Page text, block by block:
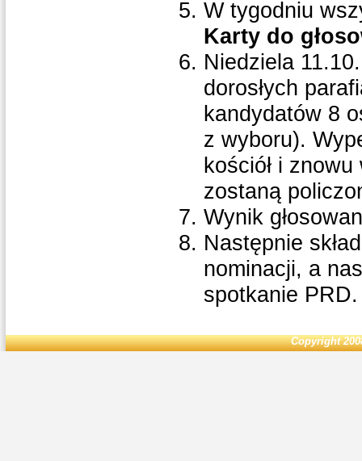
W tygodniu
Karty do
Niedziela
dorosłych
kandydatów 8
z wyboru).
kościół i
zostaną
Wynik
Następnie
nominacji, a
spotkanie PRD.
Copyright